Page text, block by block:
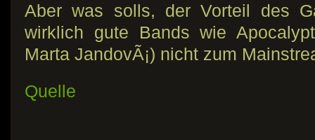
Aber was solls, der Vorteil des
wirklich gute Bands wie
Marta JandovÃ¡) nicht zum
Quelle